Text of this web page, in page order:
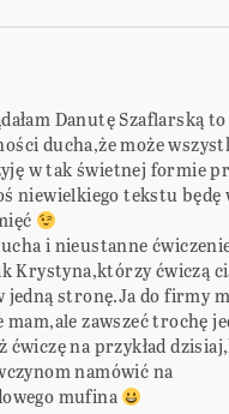
Danutę Szaflarską
ducha,że może
w tak świetnej formie
niewielkiego tekstu będę
i nieustanne
Krystyna,którzy ćwiczą
jedną stronę.Ja do firmy
zawszeć trochę
ćwiczę na przykład
namówić na
mufina